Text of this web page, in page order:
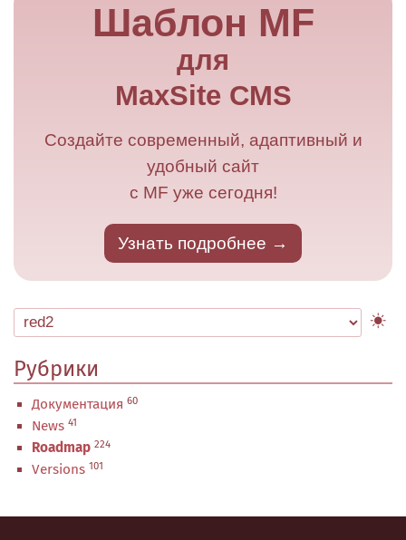
Шаблон MF
для
MaxSite CMS
Создайте современный, адаптивный и
удобный сайт
с MF уже сегодня!
Узнать подробнее
Рубрики
Документация 60
News 41
Roadmap 224
Versions 101